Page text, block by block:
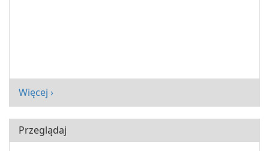
Więcej ›
Przeglądaj